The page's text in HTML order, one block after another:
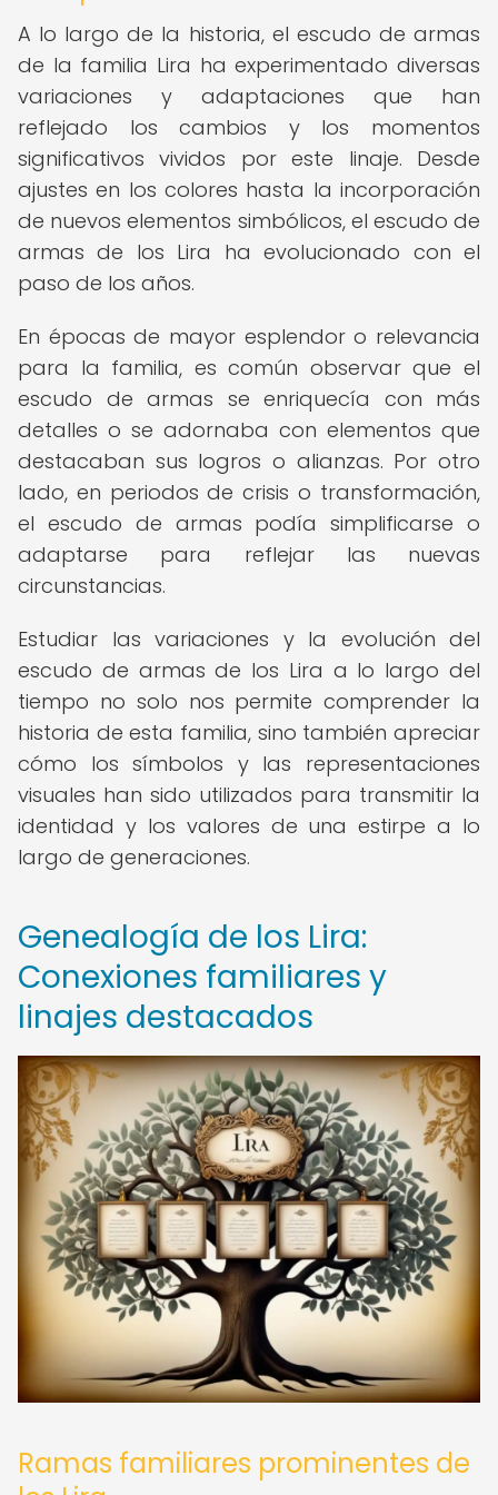
A lo largo de la historia, el escudo de armas
de la familia Lira ha experimentado diversas
variaciones y adaptaciones que han
reflejado los cambios y los momentos
significativos vividos por este linaje. Desde
ajustes en los colores hasta la incorporación
de nuevos elementos simbólicos, el escudo de
armas de los Lira ha evolucionado con el
paso de los años.
En épocas de mayor esplendor o relevancia
para la familia, es común observar que el
escudo de armas se enriquecía con más
detalles o se adornaba con elementos que
destacaban sus logros o alianzas. Por otro
lado, en periodos de crisis o transformación,
el escudo de armas podía simplificarse o
adaptarse para reflejar las nuevas
circunstancias.
Estudiar las variaciones y la evolución del
escudo de armas de los Lira a lo largo del
tiempo no solo nos permite comprender la
historia de esta familia, sino también apreciar
cómo los símbolos y las representaciones
visuales han sido utilizados para transmitir la
identidad y los valores de una estirpe a lo
largo de generaciones.
Genealogía de los Lira:
Conexiones familiares y
linajes destacados
Ramas familiares prominentes de